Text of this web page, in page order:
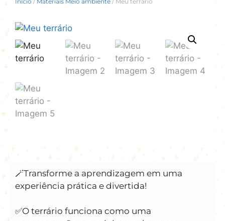
🪄Transforme a aprendizagem em uma
experiência prática e divertida!
✅️O terrário funciona como uma